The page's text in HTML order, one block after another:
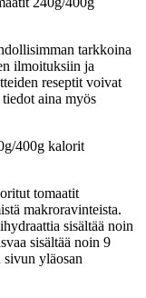
tarkkoina
ilmoituksiin ja
reseptit voivat
aina myös
400g kalorit
tomaatit
makroravinteista.
sisältää noin
sisältää noin 9
yläosan